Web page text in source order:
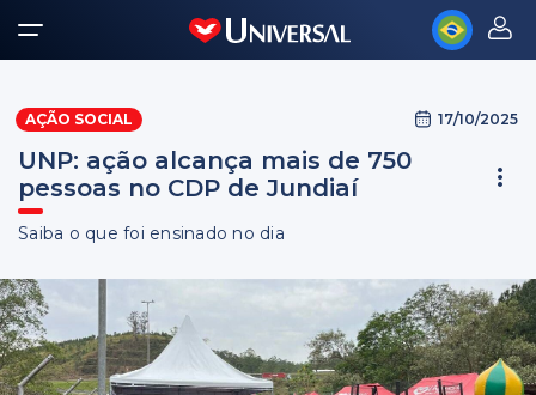
AÇÃO SOCIAL 17/10/2025
UNP: ação alcança mais de 750
pessoas no CDP de Jundiaí
Saiba o que foi ensinado no dia